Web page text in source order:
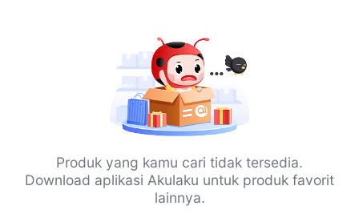
Produk yang kamu cari tidak tersedia.
Download aplikasi Akulaku untuk produk favorit
lainnya.